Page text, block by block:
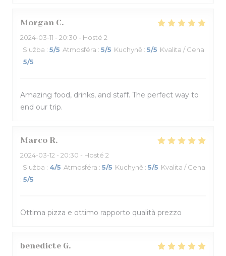
Morgan C
2024-03-11 - 20:30 - Hosté 2
Služba : 5/5 Atmosféra : 5/5 Kuchyně : 5/5 Kvalita / Cena
: 5/5
Amazing food, drinks, and staff. The perfect way to
end our trip.
Marco R
2024-03-12 - 20:30 - Hosté 2
Služba : 4/5 Atmosféra : 5/5 Kuchyně : 5/5 Kvalita / Cena
: 5/5
Ottima pizza e ottimo rapporto qualità prezzo
benedicte G